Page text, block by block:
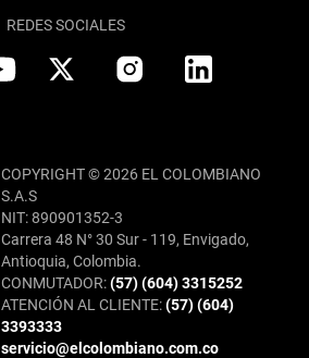
REDES SOCIALES
COPYRIGHT © 2026 EL COLOMBIANO
S.A.S
NIT: 890901352-3
Carrera 48 N° 30 Sur - 119, Envigado,
Antioquia, Colombia.
CONMUTADOR:(57) (604) 3315252
ATENCIÓN AL CLIENTE:(57) (604)
3393333
servicio@elcolombiano.com.co